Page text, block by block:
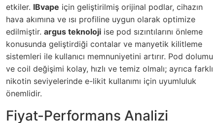
etkiler. IBvape için geliştirilmiş orijinal podlar, cihazın
hava akımına ve ısı profiline uygun olarak optimize
edilmiştir. argus teknoloji ise pod sızıntılarını önleme
konusunda geliştirdiği contalar ve manyetik kilitleme
sistemleri ile kullanıcı memnuniyetini artırır. Pod dolumu
ve coil değişimi kolay, hızlı ve temiz olmalı; ayrıca farklı
nikotin seviyelerinde e-likit kullanımı için uyumluluk
önemlidir.
Fiyat-Performans Analizi